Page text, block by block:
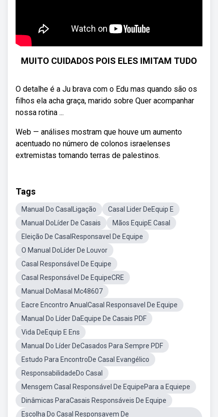
MUITO CUIDADOS POIS ELES IMITAM TUDO
O detalhe é a Ju brava com o Edu mas quando são os
filhos ela acha graça, marido sobre Quer acompanhar
nossa rotina ...
Web — análises mostram que houve um aumento
acentuado no número de colonos israelenses
extremistas tomando terras de palestinos.
Tags
Manual Do CasalLigação
Casal Lider DeEquip E
Manual DoLíder De Casais
Mãos EquipE Casal
Eleição De CasalResponsavel De Equipe
O Manual DoLíder De Louvor
Casal Responsável De Equipe
Casal Responsável De EquipeCRE
Manual DoMasal Mc48607
Eacre Encontro AnualCasal Responsavel De Equipe
Manual Do Líder DaEquipe De Casais PDF
Vida DeEquip E Ens
Manual Do Líder DeCasados Para Sempre PDF
Estudo Para EncontroDe Casal Evangélico
ResponsabilidadeDo Casal
Mensgem Casal Responsável De EquipePara a Equiepe
Dinâmicas ParaCasais Responsáveis De Equipe
Escolha Do Casal Responsavem De